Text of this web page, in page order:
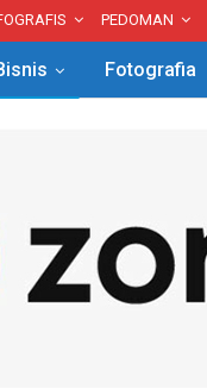
PEDOMAN
Fotografia